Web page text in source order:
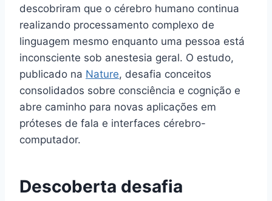
descobriram que o cérebro humano continua
realizando processamento complexo de
linguagem mesmo enquanto uma pessoa está
inconsciente sob anestesia geral. O estudo,
publicado na Nature, desafia conceitos
consolidados sobre consciência e cognição e
abre caminho para novas aplicações em
próteses de fala e interfaces cérebro-
computador.
Descoberta desafia